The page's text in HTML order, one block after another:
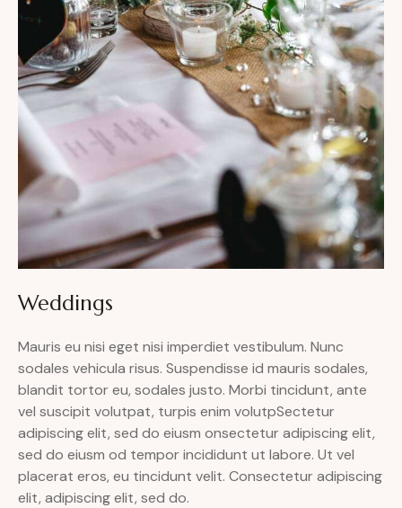
Weddings
Mauris eu nisi eget nisi imperdiet vestibulum. Nunc
sodales vehicula risus. Suspendisse id mauris sodales,
blandit tortor eu, sodales justo. Morbi tincidunt, ante
vel suscipit volutpat, turpis enim volutpSectetur
adipiscing elit, sed do eiusm onsectetur adipiscing elit,
sed do eiusm od tempor incididunt ut labore. Ut vel
placerat eros, eu tincidunt velit. Consectetur adipiscing
elit, adipiscing elit, sed do.